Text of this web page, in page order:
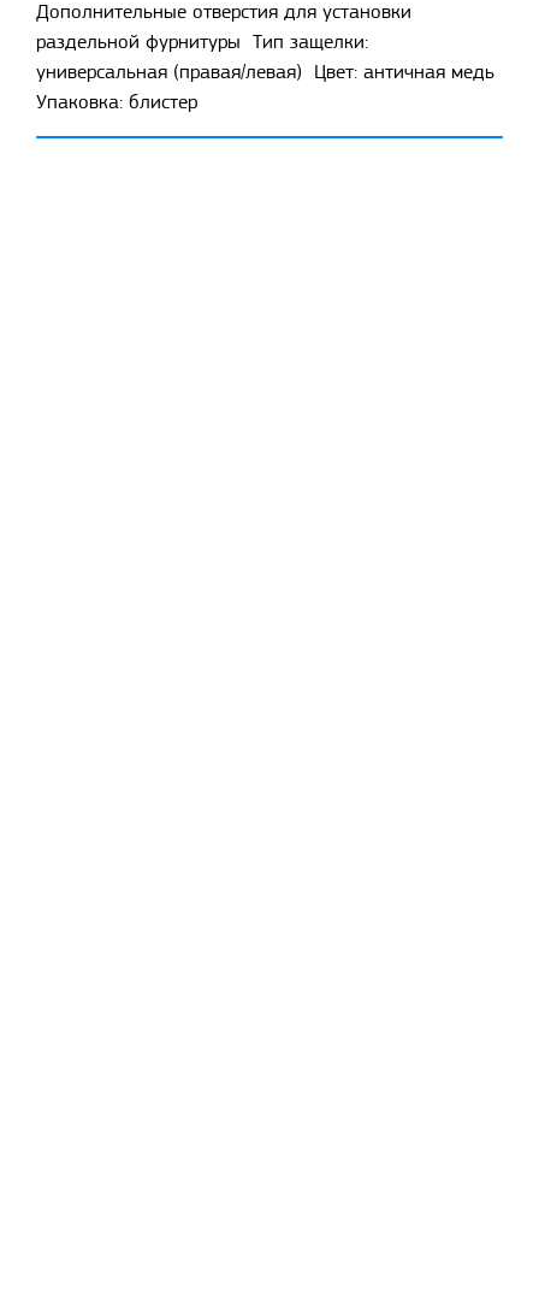
Дополнительные отверстия для установки
раздельной фурнитуры Тип защелки:
универсальная (правая/левая) Цвет: античная медь
Упаковка: блистер